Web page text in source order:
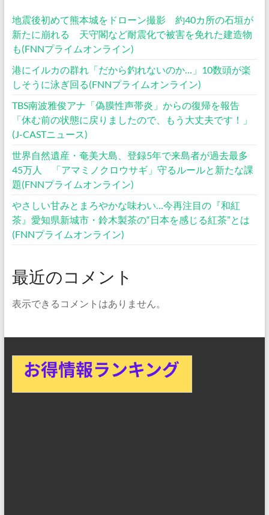
地震後初めて熊本城をドローン撮影 約40カ所の石垣が
新たに崩れる 天守閣など耐震化で被害を免れた建造物
も(FNNプライムオンライン)
港にイルカの群れ「だから釣れないのか…」10数頭が楽
しそうに泳ぎ回る(FNNプライムオンライン)
TBS南波雅俊アナ「偽膜性声帯炎」からの復帰を報告
「休む前の状態に戻りましたので、もう大丈夫です！」
(J-CASTニュース)
世界自然遺産・奄美大島、登録5年で来島者が過去最多
45万人 「アマミノクロウサギ」守るルールと新たな課
題(FNNプライムオンライン)
やさしい甘みとまろやかな味わい…今再注目の『和紅
茶』愛知県新城市・鈴木製茶の“日本を感じる紅茶”とは
(FNNプライムオンライン)
最近のコメント
表示できるコメントはありません。